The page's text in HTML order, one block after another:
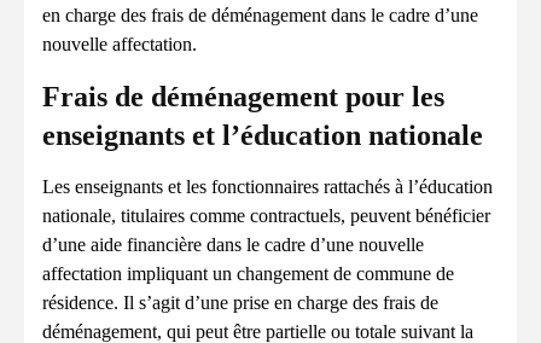
en charge des frais de déménagement dans le cadre d’une
nouvelle affectation.
Frais de déménagement pour les
enseignants et l’éducation nationale
Les enseignants et les fonctionnaires rattachés à l’éducation
nationale, titulaires comme contractuels, peuvent bénéficier
d’une aide financière dans le cadre d’une nouvelle
affectation impliquant un changement de commune de
résidence. Il s’agit d’une prise en charge des frais de
déménagement, qui peut être partielle ou totale suivant la